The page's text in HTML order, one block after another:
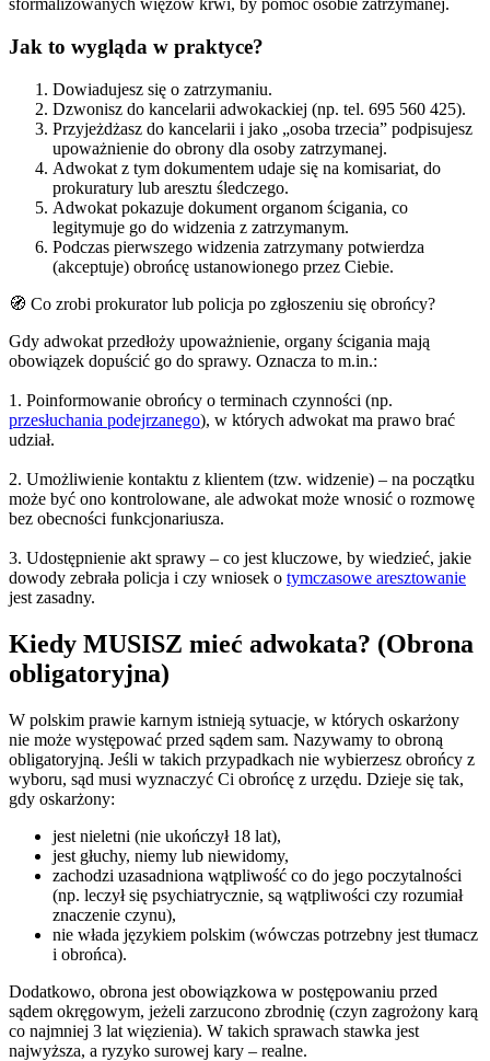
sformalizowanych więzów krwi, by pomóc osobie zatrzymanej.
Jak to wygląda w praktyce?
Dowiadujesz się o zatrzymaniu.
Dzwonisz do kancelarii adwokackiej (np. tel. 695 560 425).
Przyjeżdżasz do kancelarii i jako „osoba trzecia” podpisujesz
upoważnienie do obrony dla osoby zatrzymanej.
Adwokat z tym dokumentem udaje się na komisariat, do
prokuratury lub aresztu śledczego.
Adwokat pokazuje dokument organom ścigania, co
legitymuje go do widzenia z zatrzymanym.
Podczas pierwszego widzenia zatrzymany potwierdza
(akceptuje) obrońcę ustanowionego przez Ciebie.
🧭 Co zrobi prokurator lub policja po zgłoszeniu się obrońcy?
Gdy adwokat przedłoży upoważnienie, organy ścigania mają
obowiązek dopuścić go do sprawy. Oznacza to m.in.:
1. Poinformowanie obrońcy o terminach czynności (np.
przesłuchania podejrzanego), w których adwokat ma prawo brać
udział.
2. Umożliwienie kontaktu z klientem (tzw. widzenie) – na początku
może być ono kontrolowane, ale adwokat może wnosić o rozmowę
bez obecności funkcjonariusza.
3. Udostępnienie akt sprawy – co jest kluczowe, by wiedzieć, jakie
dowody zebrała policja i czy wniosek o tymczasowe aresztowanie
jest zasadny.
Kiedy MUSISZ mieć adwokata? (Obrona
obligatoryjna)
W polskim prawie karnym istnieją sytuacje, w których oskarżony
nie może występować przed sądem sam. Nazywamy to obroną
obligatoryjną. Jeśli w takich przypadkach nie wybierzesz obrońcy z
wyboru, sąd musi wyznaczyć Ci obrońcę z urzędu. Dzieje się tak,
gdy oskarżony:
jest nieletni (nie ukończył 18 lat),
jest głuchy, niemy lub niewidomy,
zachodzi uzasadniona wątpliwość co do jego poczytalności
(np. leczył się psychiatrycznie, są wątpliwości czy rozumiał
znaczenie czynu),
nie włada językiem polskim (wówczas potrzebny jest tłumacz
i obrońca).
Dodatkowo, obrona jest obowiązkowa w postępowaniu przed
sądem okręgowym, jeżeli zarzucono zbrodnię (czyn zagrożony karą
co najmniej 3 lat więzienia). W takich sprawach stawka jest
najwyższa, a ryzyko surowej kary – realne.